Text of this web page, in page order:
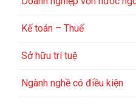
Kế toán – Thuế
Sở hữu trí tuệ
Ngành nghề có điều kiện